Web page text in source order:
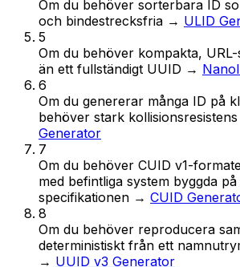
Om du behöver sorterbara ID
och bindestrecksfria → ULID
5
Om du behöver kompakta,
än ett fullständigt UUID →
6
Om du genererar många ID på
behöver stark kollisionsresistens
Generator
7
Om du behöver CUID v1-
med befintliga system byggda
specifikationen → CUID
8
Om du behöver reproducera
deterministiskt från ett
→ UUID v3 Generator